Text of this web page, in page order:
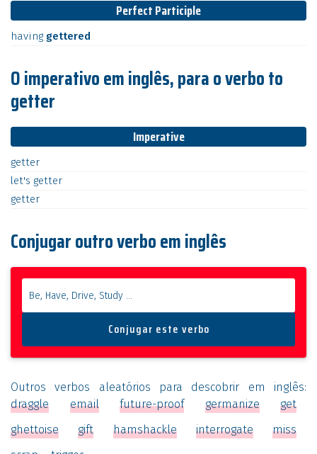
Perfect Participle
having gettered
O imperativo em inglês, para o verbo to
getter
Imperative
getter
let's getter
getter
Conjugar outro verbo em inglês
Outros verbos aleatórios para descobrir em inglês:
draggle
email future-proof germanize
get
ghettoise
gift hamshackle interrogate
miss